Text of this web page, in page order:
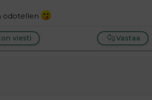
odotellen
Vastaa
viesti